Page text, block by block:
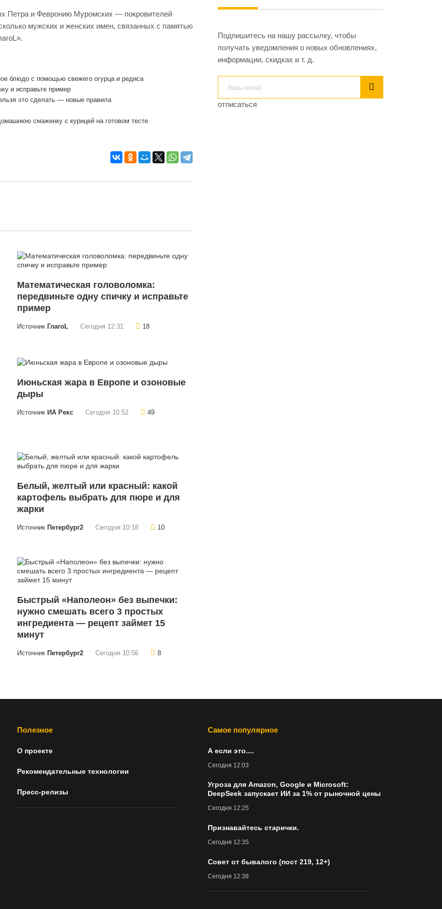
Петра и Февронию Муромских — покровителей
мужских и женских имен, связанных с памятью
блюдо с помощью свежего огурца и редиса
и исправьте пример
это сделать — новые правила
смаженку с курицей на готовом тесте
Математическая головоломка:
передвиньте одну спичку и исправьте
пример
Источник ГлагоL Сегодня 12:31 18
Июньская жара в Европе и озоновые
дыры
Источник ИА Рекс Сегодня 10:52 49
Белый, желтый или красный: какой
картофель выбрать для пюре и для
жарки
Источник Петербург2 Сегодня 10:18 10
Быстрый «Наполеон» без выпечки:
нужно смешать всего 3 простых
ингредиента — рецепт займет 15
минут
Источник Петербург2 Сегодня 10:56 8
Подпишитесь на нашу рассылку, чтобы
получать уведомления о новых обновлениях,
информации, скидках и т. д.
отписаться
Полезное
О проекте
Рекомендательные технологии
Пресс-релизы
Самое популярное
А если это....
Сегодня 12:03
Угроза для Amazon, Google и Microsoft:
DeepSeek запускает ИИ за 1% от рыночной цены
Сегодня 12:25
Признавайтесь старички.
Сегодня 12:35
Совет от бывалого (пост 219, 12+)
Сегодня 12:38